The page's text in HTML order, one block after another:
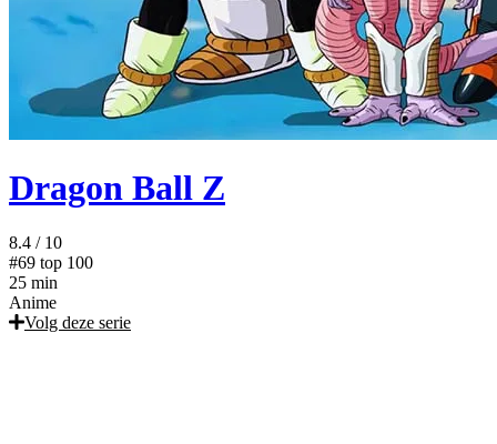
Dragon Ball Z
8.4 / 10
#69 top 100
25 min
Anime
Volg deze serie